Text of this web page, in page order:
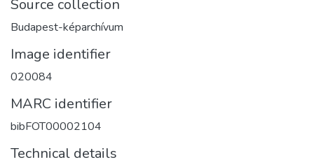
Source collection
Budapest-képarchívum
Image identifier
020084
MARC identifier
bibFOT00002104
Technical details